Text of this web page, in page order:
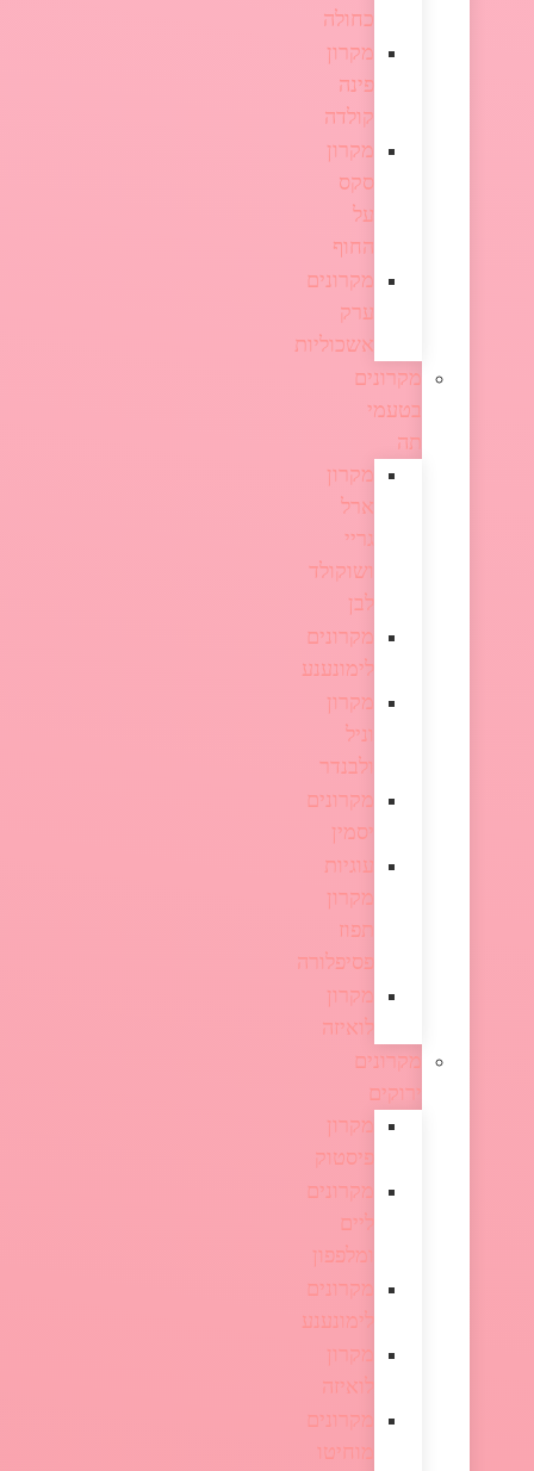
כחולה
מקרון
פינה
קולדה
מקרון
סקס
על
החוף
מקרונים
ערק
אשכוליות
מקרונים
בטעמי
תה
מקרון
ארל
גריי
ושוקולד
לבן
מקרונים
לימונענע
מקרון
וניל
ולבנדר
מקרונים
יסמין
עוגיות
מקרון
תפוז
פסיפלורה
מקרון
לואיזה
מקרונים
ירוקים
מקרון
פיסטוק
מקרונים
ליים
ומלפפון
מקרונים
לימונענע
מקרון
לואיזה
מקרונים
מוחיטו